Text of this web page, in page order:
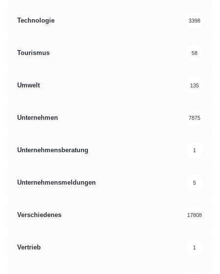
Technologie 3398
Tourismus 58
Umwelt 135
Unternehmen 7875
Unternehmensberatung 1
Unternehmensmeldungen 5
Verschiedenes 17808
Vertrieb 1